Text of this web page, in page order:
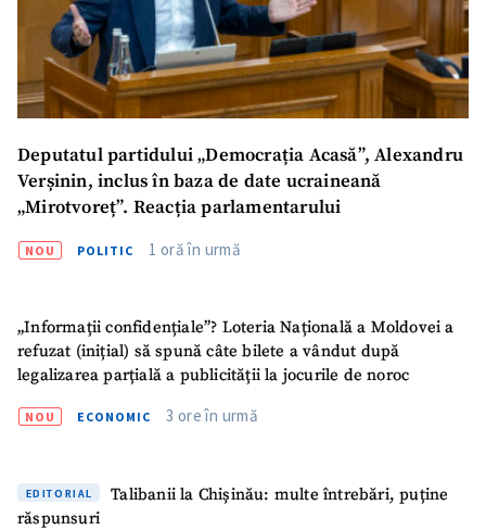
Deputatul partidului „Democrația Acasă”, Alexandru
Verșinin, inclus în baza de date ucraineană
„Mirotvoreț”. Reacția parlamentarului
NOU POLITIC 1 oră în urmă
„Informații confidențiale”? Loteria Națională a Moldovei a
refuzat (inițial) să spună câte bilete a vândut după
legalizarea parțială a publicității la jocurile de noroc
NOU ECONOMIC 3 ore în urmă
EDITORIAL
Talibanii la Chișinău: multe întrebări, puține
răspunsuri